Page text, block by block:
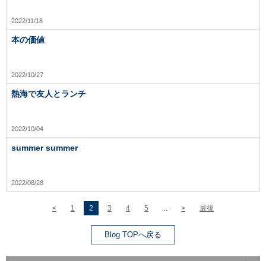
2022/11/18
本の価値
2022/10/27
熱海で友人とランチ
2022/10/04
summer summer
2022/08/28
< 1 2 3 4 5 ... > 最後
Blog TOPへ戻る